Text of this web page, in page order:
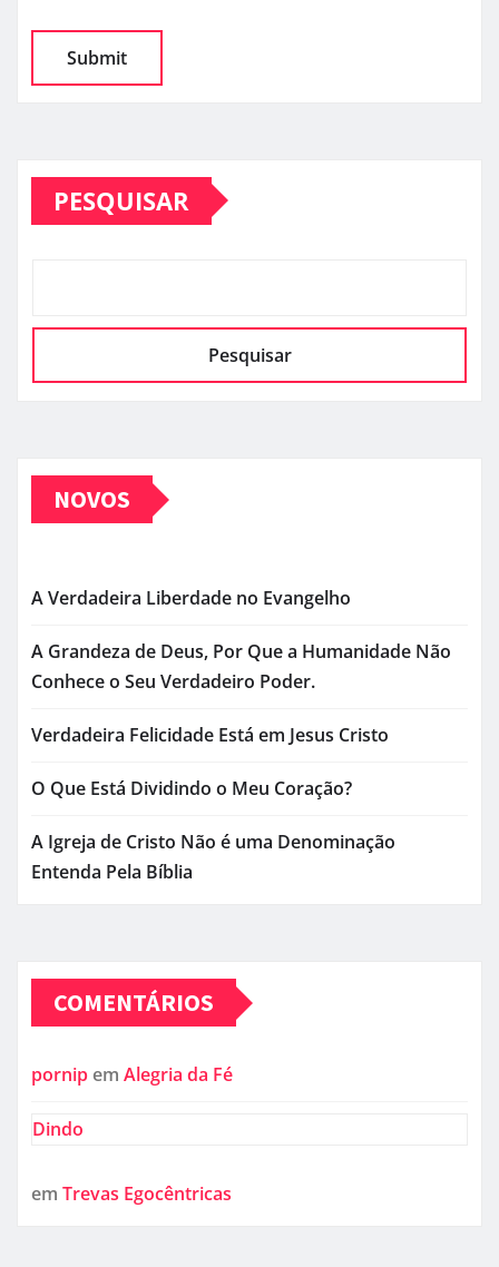
PESQUISAR
Pesquisar
NOVOS
A Verdadeira Liberdade no Evangelho
A Grandeza de Deus, Por Que a Humanidade Não
Conhece o Seu Verdadeiro Poder.
Verdadeira Felicidade Está em Jesus Cristo
O Que Está Dividindo o Meu Coração?
A Igreja de Cristo Não é uma Denominação
Entenda Pela Bíblia
COMENTÁRIOS
pornip em Alegria da Fé
Dindo
em Trevas Egocêntricas